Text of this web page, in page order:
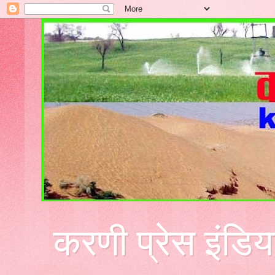
करणी प्रेस